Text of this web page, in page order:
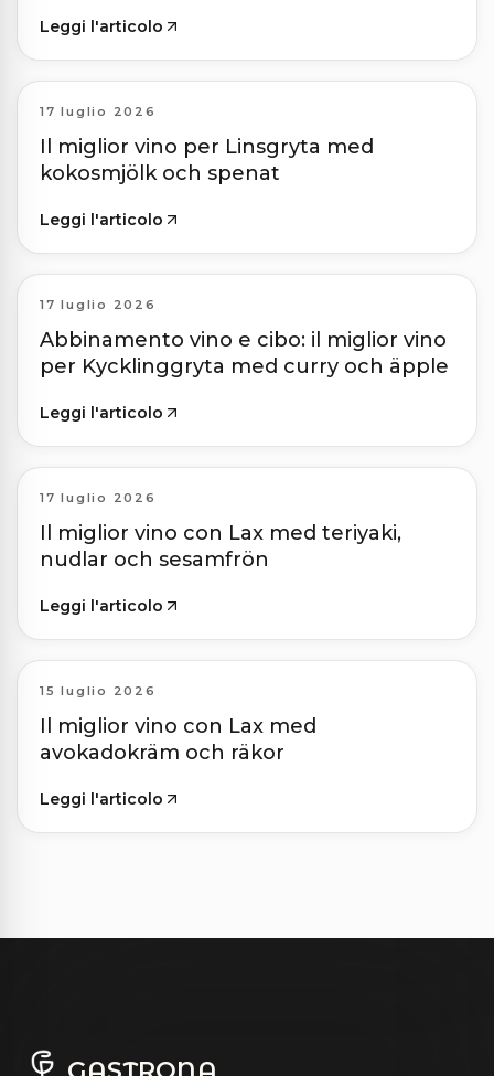
Leggi l'articolo
17 luglio 2026
Il miglior vino per Linsgryta med
kokosmjölk och spenat
Leggi l'articolo
17 luglio 2026
Abbinamento vino e cibo: il miglior vino
per Kycklinggryta med curry och äpple
Leggi l'articolo
17 luglio 2026
Il miglior vino con Lax med teriyaki,
nudlar och sesamfrön
Leggi l'articolo
15 luglio 2026
Il miglior vino con Lax med
avokadokräm och räkor
Leggi l'articolo
GASTRONA